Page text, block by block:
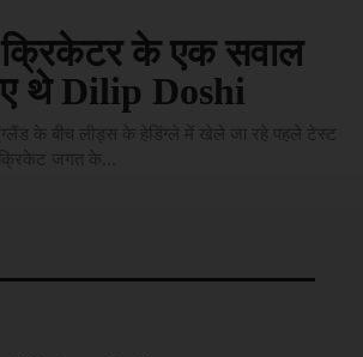
क्रिकेटर के एक सवाल
थे Dilip Doshi